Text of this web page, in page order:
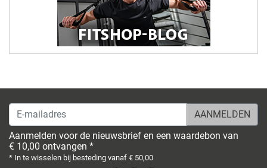
E-mailadres
Aanmelden voor de nieuwsbrief en een waardebon van
€ 10,00 ontvangen *
* In te wisselen bij besteding vanaf € 50,00